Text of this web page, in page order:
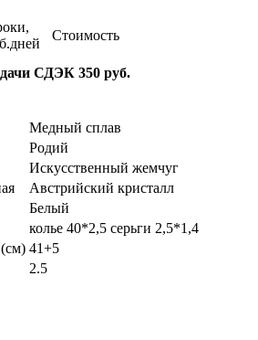
Стоимость
СДЭК 350 руб.
Медный сплав
Родий
Искусственный жемчуг
Австрийский кристалл
Белый
колье 40*2,5 серьги 2,5*1,4
41+5
2.5